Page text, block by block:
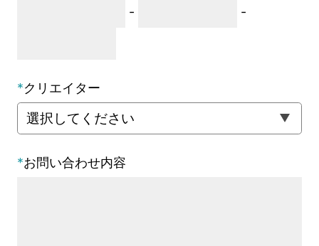
- -
*クリエイター
*お問い合わせ内容